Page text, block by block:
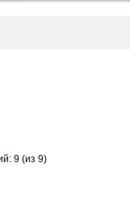
9 (из 9)